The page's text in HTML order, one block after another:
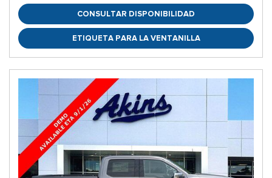
CONSULTAR DISPONIBILIDAD
ETIQUETA PARA LA VENTANILLA